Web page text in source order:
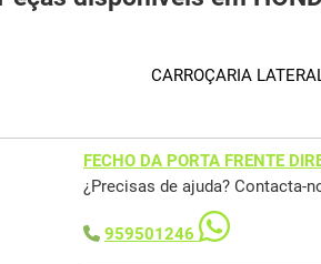
CARROÇARIA
FECHO DA PORTA FRENTE
¿Precisas de ajuda? Contacta-
959501246